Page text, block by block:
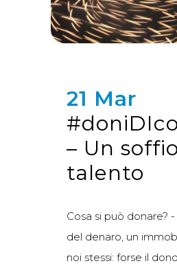
21 Mar
– Un
talento
Cosa si può donare?
del denaro, un
noi stessi: forse il